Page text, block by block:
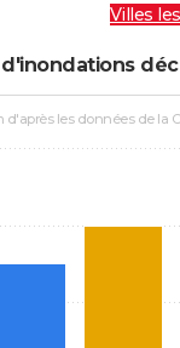
Villes
d'après les données de la